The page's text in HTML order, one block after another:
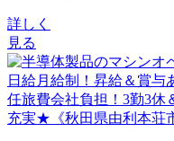
詳しく
見る